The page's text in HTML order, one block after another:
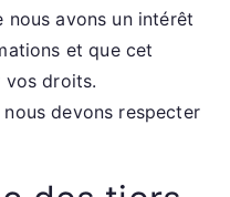
nous avons un intérêt
et que cet
vos droits.
nous devons respecter